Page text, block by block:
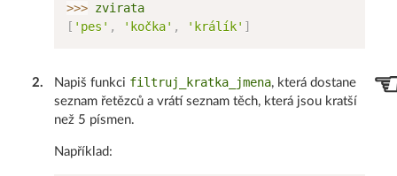
>>>
[ 'pes' , 'kočka' , 'králík' ]
2. Napiš funkci filtruj_kratka_jmena, která dostane
seznam řetězců a vrátí seznam těch, která jsou kratší
než 5 písmen.
Například: